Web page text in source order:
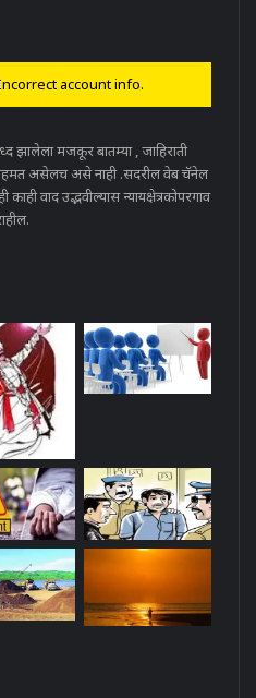
account info.
झालेला मजकूर बातम्या , जाहिराती
असेलच असे नाही .सदरील वेब चॅनेल
काही वाद उद्भवील्यास न्यायक्षेत्रकोपरगाव